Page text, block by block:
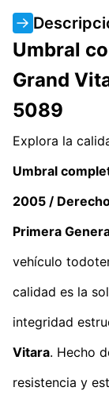
Umbral
Grand
5089
Explora la
Umbral
2005 /
Primera
vehículo
calidad es la
integridad
Vitara. Hecho
resistencia y